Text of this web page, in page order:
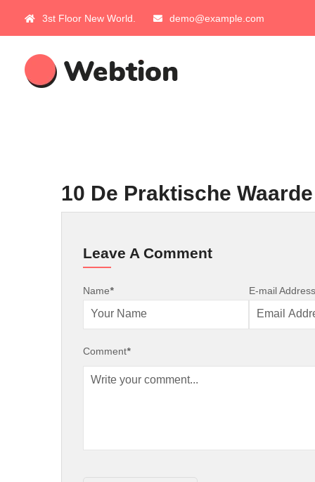
3st Floor New World. demo@example.com
10 De Praktische
Leave A Comment
Name* E-mail Address
Comment*